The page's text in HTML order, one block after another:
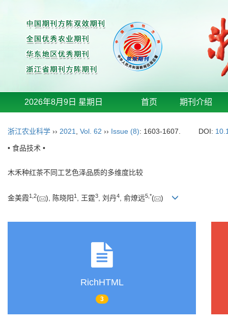
2026年8月9日 星期日 首页 期刊介绍
浙江农业科学 ›› 2021 Vol. 62 ›› Issue (8): 1603-1607. DOI:
• 食品技术 •
木禾种红茶不同工艺色泽品质的多维度比较
金美霞1 2( ), 陈晓阳 1 , 王霆3, 刘丹4, 俞燎远5 *( )
RichHTML
3